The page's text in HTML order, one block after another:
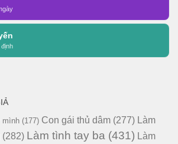
mình (177) Con gái thủ dâm (277) Làm
(282) Làm tình tay ba (431) Làm